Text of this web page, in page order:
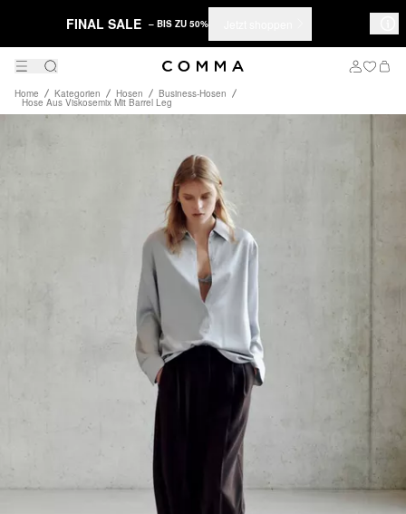
FINAL SALE – BIS ZU 50%
Home Kategorien Hosen Business-Hosen
Hose Aus Viskosemix Mit Barrel Leg